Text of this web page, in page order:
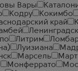
Вары
Кодру Кокимбо
край
Литрим
Луизиана
Марсель
Монферрато